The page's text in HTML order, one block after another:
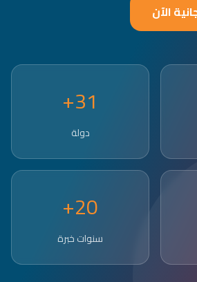
الآن
31+
دولة
20+
سنوات خبرة